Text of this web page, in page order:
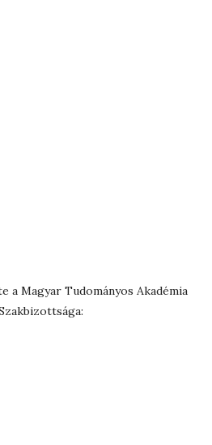
Magyar Tudományos Akadémia